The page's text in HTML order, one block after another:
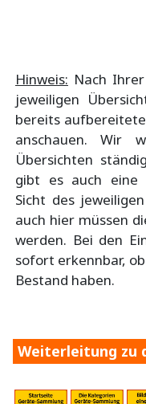
Hinweis: Nach
jeweiligen
bereits
anschauen. Wir
Übersichten
gibt es auch eine
Sicht des
auch hier müssen
werden. Bei den
sofort erkennbar,
Bestand haben.
Weiterleitung zu